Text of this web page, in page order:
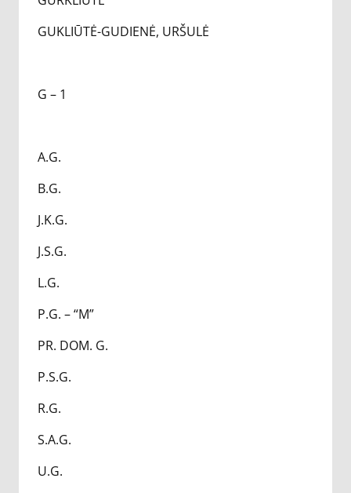
GUKLIŪTĖ-GUDIENĖ, URŠULĖ
G – 1
A.G.
B.G.
J.K.G.
J.S.G.
L.G.
P.G. – “M”
PR. DOM. G.
P.S.G.
R.G.
S.A.G.
U.G.